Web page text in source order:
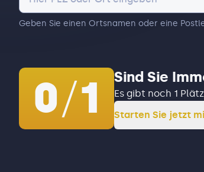
Geben Sie einen Ortsnamen oder eine
0/1 Sind Sie
Es gibt noch 1
Starten Sie jetzt